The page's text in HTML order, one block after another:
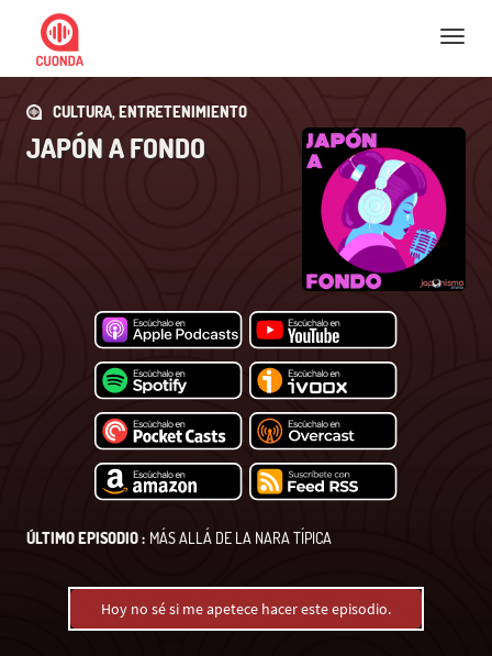
Nav
CULTURA, ENTRETENIMIENTO
JAPÓN A FONDO
ÚLTIMO EPISODIO : MÁS ALLÁ DE LA NARA TÍPICA
Hoy no sé si me apetece hacer este episodio.